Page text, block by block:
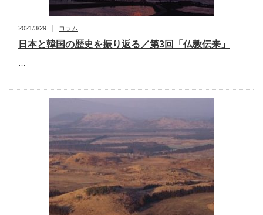
2021/3/29 コラム
日本と韓国の歴史を振り返る／第3回「仏教伝来」
…